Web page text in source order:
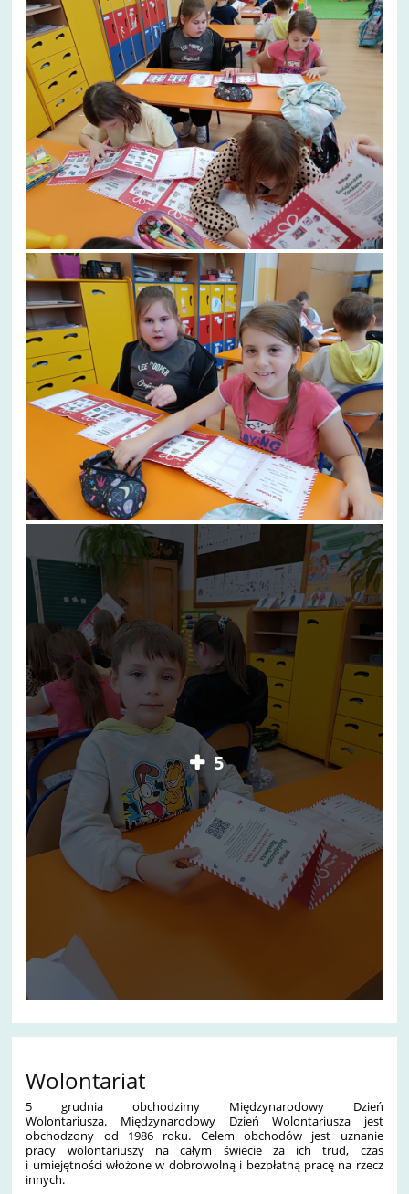
5
Wolontariat
5 grudnia obchodzimy Międzynarodowy Dzień
Wolontariusza. Międzynarodowy Dzień Wolontariusza jest
obchodzony od 1986 roku. Celem obchodów jest uznanie
pracy
wolontariuszy
na całym świecie za ich trud, czas
i umiejętności włożone w dobrowolną i bezpłatną pracę na rzecz
innych.